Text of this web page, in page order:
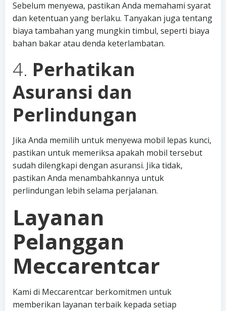
Sebelum menyewa, pastikan Anda memahami syarat
dan ketentuan yang berlaku. Tanyakan juga tentang
biaya tambahan yang mungkin timbul, seperti biaya
bahan bakar atau denda keterlambatan.
4. Perhatikan
Asuransi dan
Perlindungan
Jika Anda memilih untuk menyewa mobil lepas kunci,
pastikan untuk memeriksa apakah mobil tersebut
sudah dilengkapi dengan asuransi. Jika tidak,
pastikan Anda menambahkannya untuk
perlindungan lebih selama perjalanan.
Layanan
Pelanggan
Meccarentcar
Kami di Meccarentcar berkomitmen untuk
memberikan layanan terbaik kepada setiap